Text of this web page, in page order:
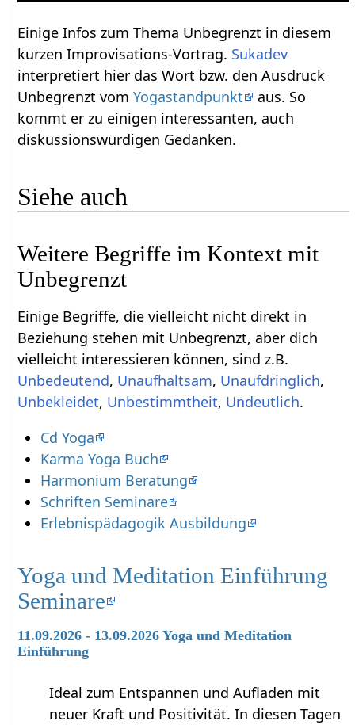
Einige Infos zum Thema Unbegrenzt‏‎ in diesem
kurzen Improvisations-Vortrag. Sukadev
interpretiert hier das Wort bzw. den Ausdruck
Unbegrenzt‏‎ vomYogastandpunkt
aus. So
kommt er zu einigen interessanten, auch
diskussionswürdigen Gedanken.
Siehe auch
Weitere Begriffe im Kontext mit
Einige Begriffe, die vielleicht nicht direkt in
Beziehung stehen mit Unbegrenzt‏‎, aber dich
vielleicht interessieren können, sind z.B.
, ,
,
, ,
.
Cd Yoga
Karma Yoga Buch
Harmonium Beratung
Schriften Seminare
Erlebnispädagogik Ausbildung
Yoga und Meditation Einführung
Seminare
11.09.2026 - 13.09.2026 Yoga und Meditation
Einführung
Ideal zum Entspannen und Aufladen mit
neuer Kraft und Positivität. In diesen Tagen